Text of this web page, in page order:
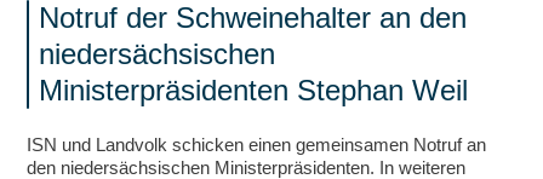
Notruf der Schweinehalter an den
niedersächsischen
Ministerpräsidenten Stephan Weil
ISN und Landvolk schicken einen gemeinsamen Notruf an
den niedersächsischen Ministerpräsidenten. In weiteren